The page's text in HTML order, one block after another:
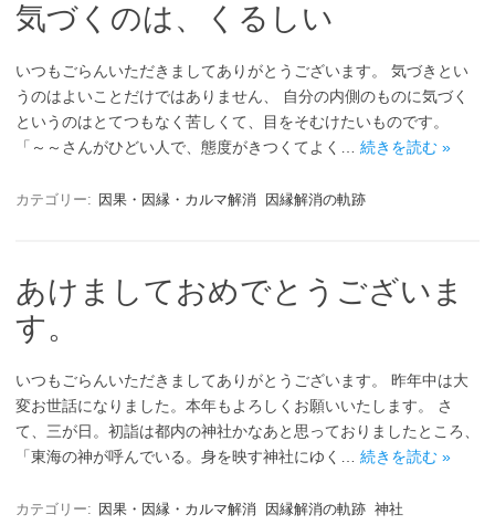
気づくのは、くるしい
いつもごらんいただきましてありがとうございます。 気づきとい
うのはよいことだけではありません、 自分の内側のものに気づく
というのはとてつもなく苦しくて、目をそむけたいものです。
「～～さんがひどい人で、態度がきつくてよく… 続きを読む »
カテゴリー: 因果・因縁・カルマ解消 因縁解消の軌跡
あけましておめでとうございま
す。
いつもごらんいただきましてありがとうございます。 昨年中は大
変お世話になりました。本年もよろしくお願いいたします。 さ
て、三が日。初詣は都内の神社かなあと思っておりましたところ、
「東海の神が呼んでいる。身を映す神社にゆく… 続きを読む »
カテゴリー: 因果・因縁・カルマ解消 因縁解消の軌跡 神社